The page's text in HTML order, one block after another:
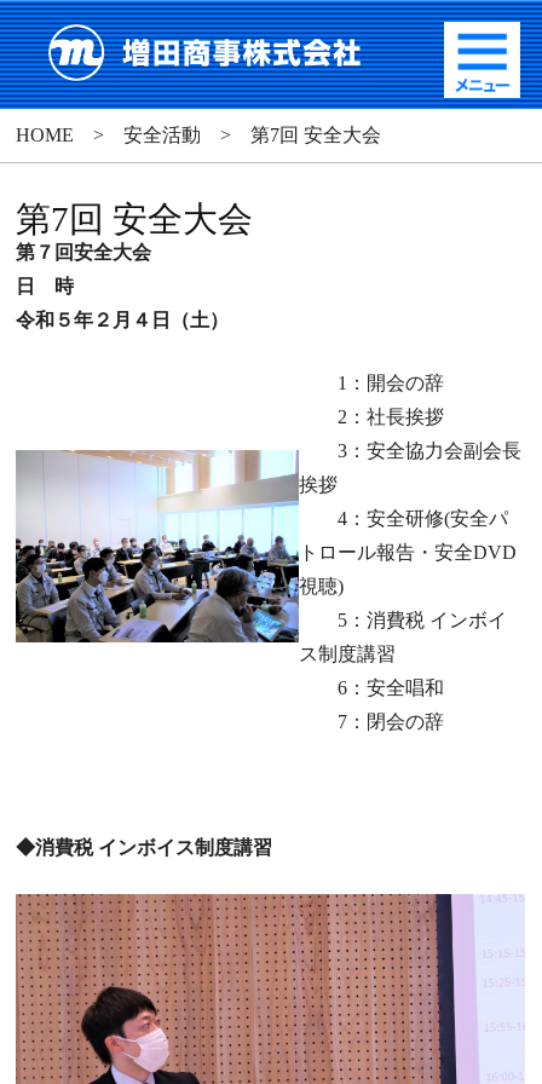
HOME >安全活動 >第7回 安全大会
第7回 安全大会
第７回安全大会
日 時
令和５年２月４日（土）
1：開会の辞
2：社長挨拶
3：安全協力会副会長
挨拶
4：安全研修(安全パ
トロール報告・安全DVD
視聴)
5：消費税 インボイ
ス制度講習
6：安全唱和
7：閉会の辞
◆消費税 インボイス制度講習